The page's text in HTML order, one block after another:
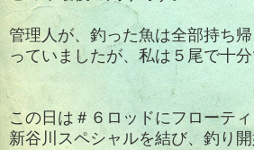
管理人が、釣った魚は全部持ち
っていましたが、私は５尾で十分
この日は＃６ロッドにフローテ
新谷川スペシャルを結び、釣り開